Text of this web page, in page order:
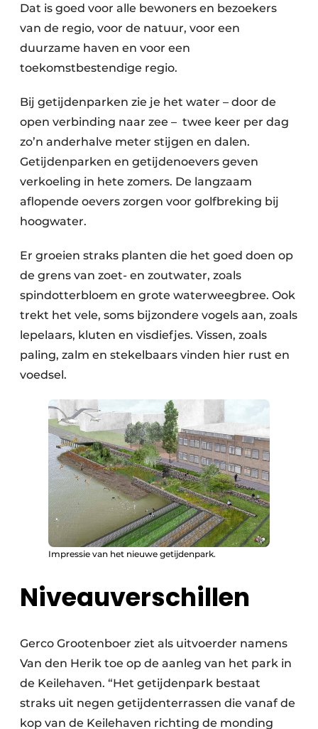
Dat is goed voor alle bewoners en bezoekers
van de regio, voor de natuur, voor een
duurzame haven en voor een
toekomstbestendige regio.
Bij getijdenparken zie je het water – door de
open verbinding naar zee – twee keer per dag
zo’n anderhalve meter stijgen en dalen.
Getijdenparken en getijdenoevers geven
verkoeling in hete zomers. De langzaam
aflopende oevers zorgen voor golfbreking bij
hoogwater.
Er groeien straks planten die het goed doen op
de grens van zoet- en zoutwater, zoals
spindotterbloem en grote waterweegbree. Ook
trekt het vele, soms bijzondere vogels aan, zoals
lepelaars, kluten en visdiefjes. Vissen, zoals
paling, zalm en stekelbaars vinden hier rust en
voedsel.
Impressie van het nieuwe getijdenpark.
Niveauverschillen
Gerco Grootenboer ziet als uitvoerder namens
Van den Herik toe op de aanleg van het park in
de Keilehaven. “Het getijdenpark bestaat
straks uit negen getijdenterrassen die vanaf de
kop van de Keilehaven richting de monding